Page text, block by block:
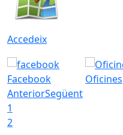
Accedeix
Facebook Oficines
AnteriorSegüent
1
2